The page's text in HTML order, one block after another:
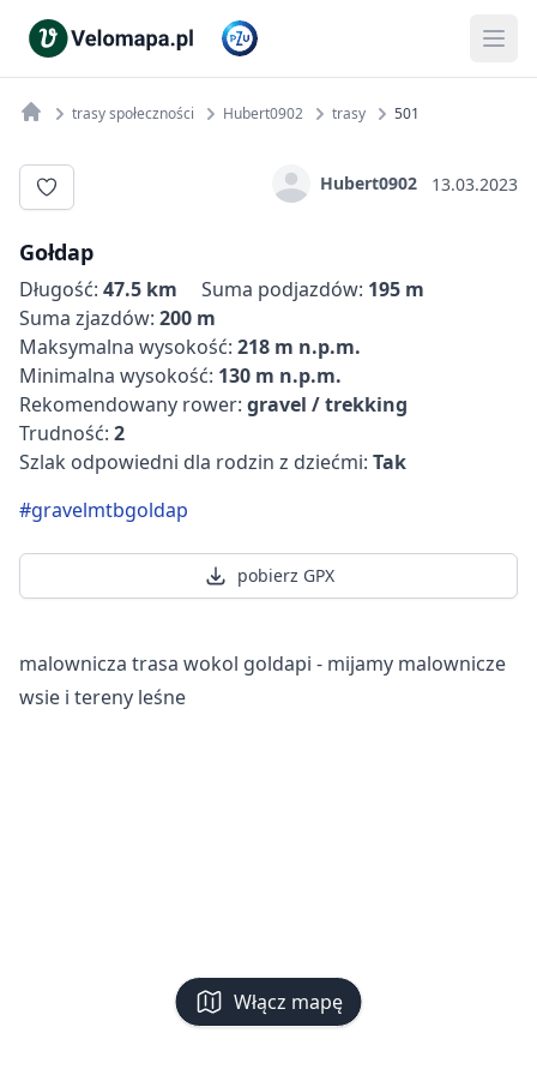
Włącz mapę
trasy społeczności Hubert0902 trasy 501
Hubert0902 13.03.2023
Gołdap
Długość: 47.5 km Suma podjazdów: 195 m
Suma zjazdów: 200 m
Maksymalna wysokość: 218 m n.p.m.
Minimalna wysokość: 130 m n.p.m.
Rekomendowany rower: gravel / trekking
Trudność: 2
Szlak odpowiedni dla rodzin z dziećmi: Tak
#gravelmtbgoldap
pobierz GPX
malownicza trasa wokol goldapi - mijamy malownicze
wsie i tereny leśne